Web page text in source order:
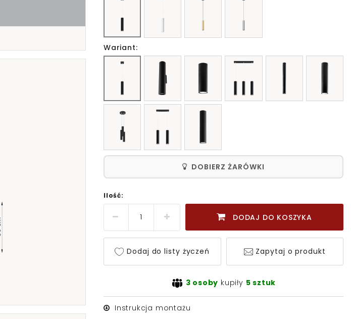
Wariant:
DOBIERZ ŻARÓWKI
Ilość:
DODAJ DO KOSZYKA
Dodaj do listy życzeń Zapytaj o produkt
3 osoby kupiły 5 sztuk
Instrukcja montażu